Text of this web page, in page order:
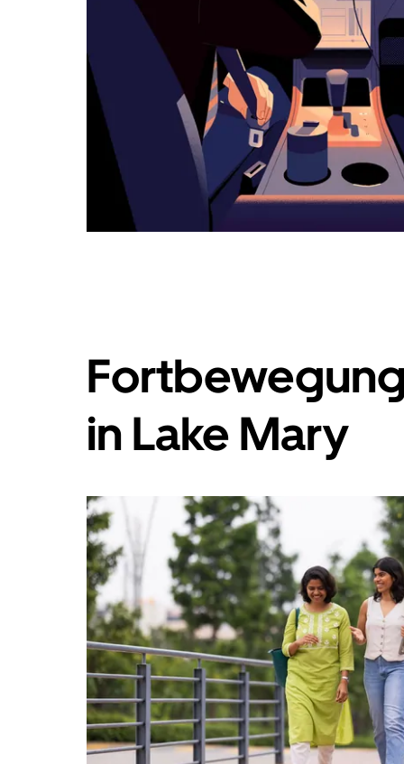
in Lake Mary